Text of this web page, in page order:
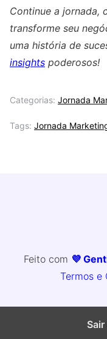
Continue a jornada,
transforme seu
uma história de
insights poderosos!
Categorias: Jornada
Tags: Jornada
Feito com 💜
Termos e